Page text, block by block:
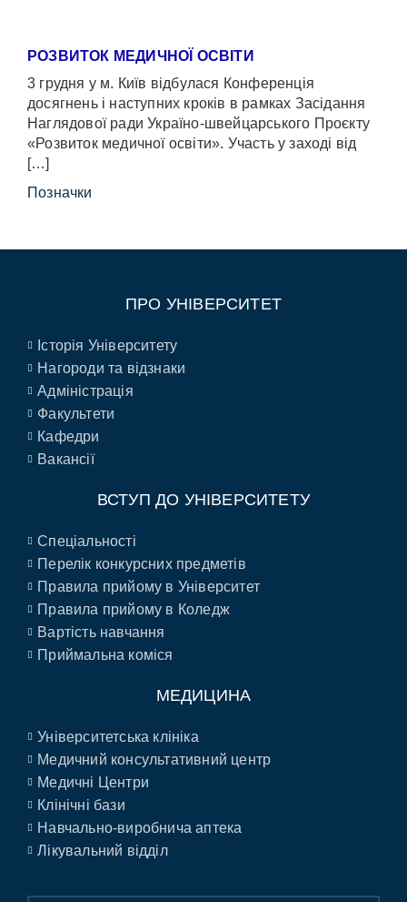
РОЗВИТОК МЕДИЧНОЇ ОСВІТИ
3 грудня у м. Київ відбулася Конференція
досягнень і наступних кроків в рамках Засідання
Наглядової ради Україно-швейцарського Проєкту
«Розвиток медичної освіти». Участь у заході від
[…]
Позначки
ПРО УНІВЕРСИТЕТ
Історія Університету
Нагороди та відзнаки
Адміністрація
Факультети
Кафедри
Вакансії
ВСТУП ДО УНІВЕРСИТЕТУ
Спеціальності
Перелік конкурсних предметів
Правила прийому в Університет
Правила прийому в Коледж
Вартість навчання
Приймальна коміся
МЕДИЦИНА
Університетська клініка
Медичний консультативний центр
Медичні Центри
Клінічні бази
Навчально-виробнича аптека
Лікувальний відділ